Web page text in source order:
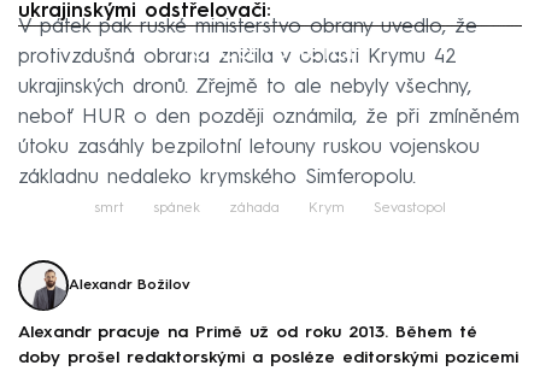
ukrajinskými odstřelovači:
Failed to fetch
V pátek pak ruské ministerstvo obrany uvedlo, že
protivzdušná obrana zničila v oblasti Krymu 42
ukrajinských dronů. Zřejmě to ale nebyly všechny,
neboť HUR o den později oznámila, že při zmíněném
útoku zasáhly bezpilotní letouny ruskou vojenskou
základnu nedaleko krymského Simferopolu.
smrt spánek záhada Krym Sevastopol
Alexandr Božilov
Alexandr pracuje na Primě už od roku 2013. Během té
doby prošel redaktorskými a posléze editorskými pozicemi